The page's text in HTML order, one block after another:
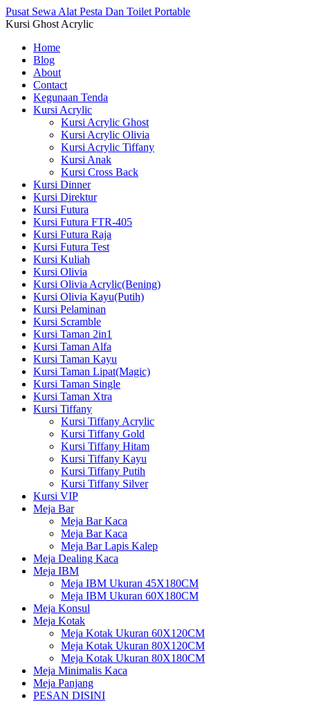
Pusat Sewa Alat Pesta Dan Toilet Portable
Kursi Ghost Acrylic
Home
Blog
About
Contact
Kegunaan Tenda
Kursi Acrylic
Kursi Acrylic Ghost
Kursi Acrylic Olivia
Kursi Acrylic Tiffany
Kursi Anak
Kursi Cross Back
Kursi Dinner
Kursi Direktur
Kursi Futura
Kursi Futura FTR-405
Kursi Futura Raja
Kursi Futura Test
Kursi Kuliah
Kursi Olivia
Kursi Olivia Acrylic(Bening)
Kursi Olivia Kayu(Putih)
Kursi Pelaminan
Kursi Scramble
Kursi Taman 2in1
Kursi Taman Alfa
Kursi Taman Kayu
Kursi Taman Lipat(Magic)
Kursi Taman Single
Kursi Taman Xtra
Kursi Tiffany
Kursi Tiffany Acrylic
Kursi Tiffany Gold
Kursi Tiffany Hitam
Kursi Tiffany Kayu
Kursi Tiffany Putih
Kursi Tiffany Silver
Kursi VIP
Meja Bar
Meja Bar Kaca
Meja Bar Kaca
Meja Bar Lapis Kalep
Meja Dealing Kaca
Meja IBM
Meja IBM Ukuran 45X180CM
Meja IBM Ukuran 60X180CM
Meja Konsul
Meja Kotak
Meja Kotak Ukuran 60X120CM
Meja Kotak Ukuran 80X120CM
Meja Kotak Ukuran 80X180CM
Meja Minimalis Kaca
Meja Panjang
PESAN DISINI